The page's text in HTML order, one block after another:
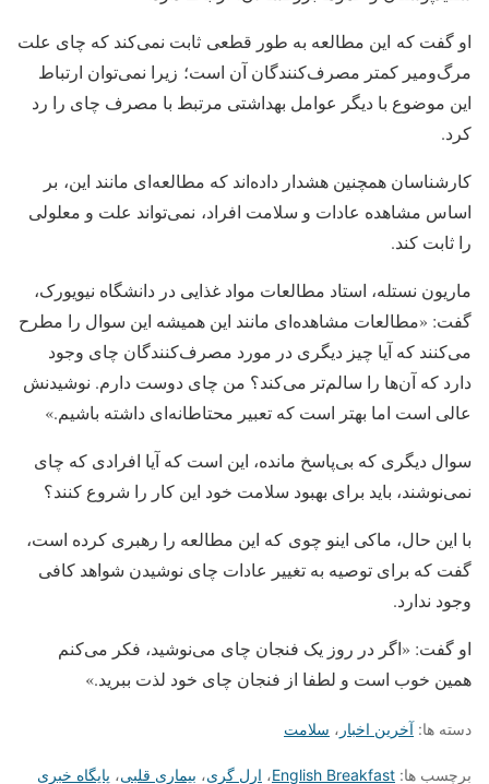
او گفت که این مطالعه به طور قطعی ثابت نمی‌کند که چای علت
مرگ‌ومیر کمتر مصرف‌کنندگان آن است؛ زیرا نمی‌توان ارتباط
این موضوع با دیگر عوامل بهداشتی مرتبط با مصرف چای را رد
کرد.
کارشناسان همچنین هشدار داده‌اند که مطالعه‌ای مانند این، بر
اساس مشاهده عادات و سلامت افراد، نمی‌تواند علت و معلولی
را ثابت کند.
ماریون نستله، استاد مطالعات مواد غذایی در دانشگاه نیویورک،
گفت: «مطالعات مشاهده‌ای مانند این همیشه این سوال را مطرح
می‌کنند که آیا چیز دیگری در مورد مصرف‌کنندگان چای وجود
دارد که آن‌ها را سالم‌تر می‌کند؟ من چای دوست دارم. نوشیدنش
عالی است اما بهتر است که تعبیر محتاطانه‌ای داشته باشیم.»
سوال دیگری که بی‌پاسخ مانده، این است که آیا افرادی که چای
نمی‌نوشند، باید برای بهبود سلامت خود این کار را شروع کنند؟
با این حال، ماکی اینو چوی که این مطالعه را رهبری کرده است،
گفت که برای توصیه به تغییر عادات چای نوشیدن شواهد کافی
وجود ندارد.
او گفت: «اگر در روز یک فنجان چای می‌نوشید، فکر می‌کنم
همین خوب است و لطفا از فنجان چای خود لذت ببرید.»
دسته ها: آخرین اخبار ، سلامت
برچسب ها: English Breakfast، ارل گری، بیماری قلبی، پایگاه خبری